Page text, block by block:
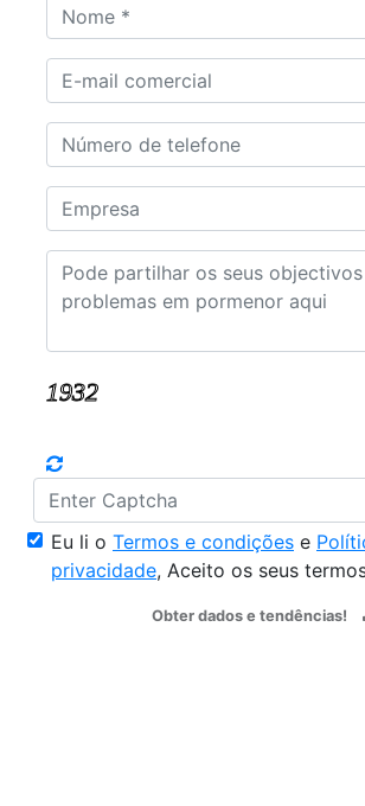
Eu li o Termos e condições e
privacidade, Aceito os seus
Obter dados e tendências!